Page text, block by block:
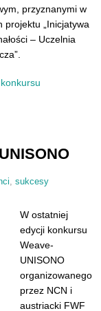
przyznanymi w
projektu „Inicjatywa
– Uczelnia
sukcesy
W ostatniej
edycji konkursu
Weave-
UNISONO
organizowanego
przez NCN i
austriacki FWF